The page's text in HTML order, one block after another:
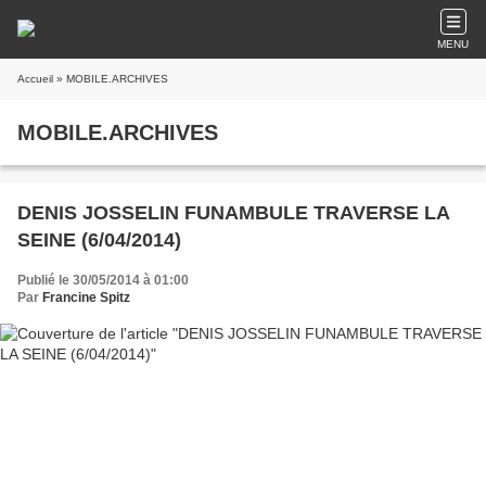
MENU
Accueil » MOBILE.ARCHIVES
MOBILE.ARCHIVES
DENIS JOSSELIN FUNAMBULE TRAVERSE LA
SEINE (6/04/2014)
Publié le 30/05/2014 à 01:00
Par Francine Spitz